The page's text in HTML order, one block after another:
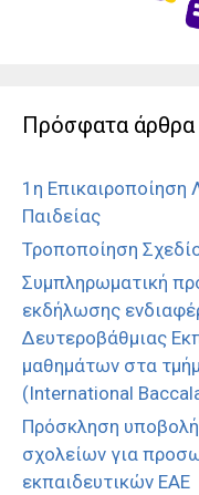
Πρόσφατα άρθρα
1η Επικαιροποίηση
Παιδείας
Τροποποίηση
Συμπληρωματική
εκδήλωσης
Δευτεροβάθμιας
μαθημάτων στα
(International
Πρόσκληση
σχολείων για
εκπαιδευτικών ΕΑΕ